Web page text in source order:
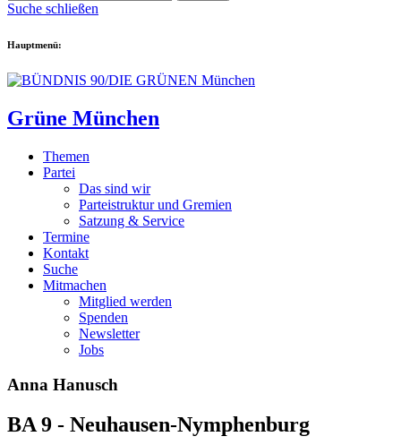
Suche schließen
Hauptmenü:
Grüne München
Themen
Partei
Das sind wir
Parteistruktur und Gremien
Satzung & Service
Termine
Kontakt
Suche
Mitmachen
Mitglied werden
Spenden
Newsletter
Jobs
Anna Hanusch
BA 9 - Neuhausen-Nymphenburg